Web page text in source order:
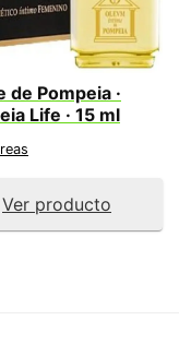
de Pompeia ·
Life · 15 ml
Ver producto